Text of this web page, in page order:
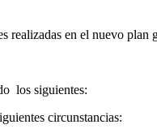
realizadas en el nuevo plan
los siguientes:
circunstancias: